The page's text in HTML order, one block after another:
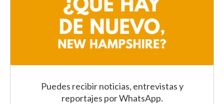
Puedes recibir noticias, entrevistas y
reportajes por WhatsApp.